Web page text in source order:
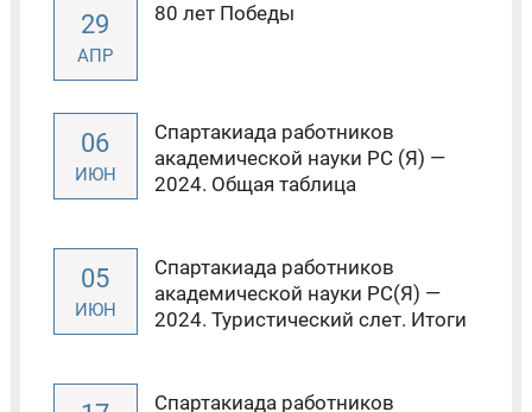
29
АПР
80 лет Победы
06
ИЮН
Спартакиада работников
академической науки РС (Я) —
2024. Общая таблица
05
ИЮН
Спартакиада работников
академической науки РС(Я) —
2024. Туристический слет. Итоги
Спартакиада работников